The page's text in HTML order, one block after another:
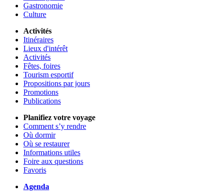
Gastronomie
Culture
Activités
Itinéraires
Lieux d'intérêt
Activités
Fêtes, foires
Tourism esportif
Propositions par jours
Promotions
Publications
Planifiez votre voyage
Comment s’y rendre
Où dormir
Où se restaurer
Informations utiles
Foire aux questions
Favoris
Agenda